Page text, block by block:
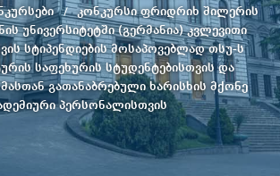
კონკურსი ფრიდრიხ შილერის
უნივერსიტეტში (გერმანია) კვლევითი
სტიპენდიების მოსაპოვებლად თსუ-ს
საფეხურის სტუდენტებისთვის და
გათანაბრებული ხარისხის მქონე
პერსონალისთვის